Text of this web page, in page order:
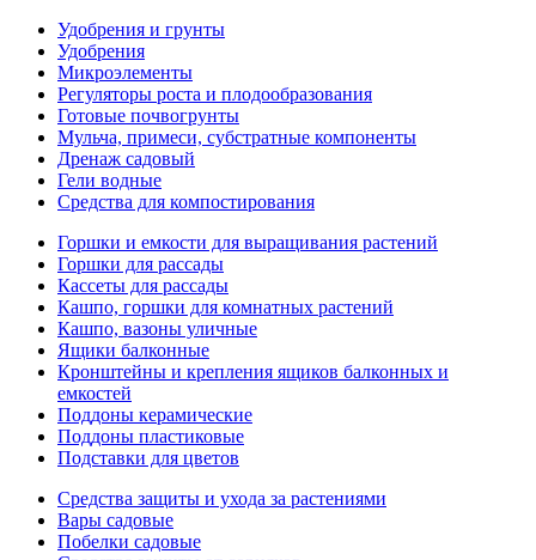
Удобрения и грунты
Удобрения
Микроэлементы
Регуляторы роста и плодообразования
Готовые почвогрунты
Мульча, примеси, субстратные компоненты
Дренаж садовый
Гели водные
Средства для компостирования
Горшки и емкости для выращивания растений
Горшки для рассады
Кассеты для рассады
Кашпо, горшки для комнатных растений
Кашпо, вазоны уличные
Ящики балконные
Кронштейны и крепления ящиков балконных и
емкостей
Поддоны керамические
Поддоны пластиковые
Подставки для цветов
Средства защиты и ухода за растениями
Вары садовые
Побелки садовые